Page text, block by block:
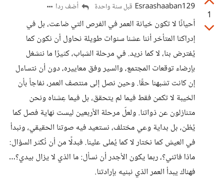
1
Esraashaaban129 قبل سنة واحدة أضف ردا
أحيانًا لا تكون خيانة العمر في الفرص التي ضاعت، بل في
إدراكنا المتأخر أننا عشنا سنوات طويلة نحاول أن نكون كما
يُفترض بنا، لا كما نريد. في مرحلة الشباب، كثيرًا ما ننشغل
بإرضاء توقعات المجتمع، والسير وفق معاييره، دون أن نتساءل
إن كانت تشبهنا حقًا. وحين نصل إلى منتصف العمر، نفاجأ بأن
الخيبة لا تكمن فقط فيما لم يتحقق، بل فيما عِشناه ونحن
متنازلون عن ذواتنا. ولعلّ مرحلة الأربعين ليست نهاية فصل كما
يُظن، بل بداية وعي مختلف، نستعيد فيه صوتنا الحقيقي، ونبدأ
في العيش كما نختار لا كما يُملى علينا. فبدلًا من أن نُكثر السؤال:
ماذا فاتني؟، ربما يكون الأجدر أن نسأل: ما الذي لا يزال بيدي؟…
فهناك يبدأ العمر الذي نبنيه بإرادتنا.